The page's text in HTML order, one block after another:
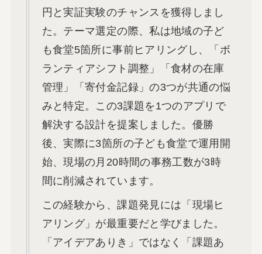
円と実証実験のチャンスを獲得しまし
た。テーマ選定の際、私は地域の子ど
も食堂5箇所に事前ヒアリングし、「ボ
ランティアシフト調整」「食材の在庫
管理」「寄付金記録」の3つが共通の悩
みと特定。この3課題を1つのアプリで
解決する設計を提案しました。優勝
後、実際に3箇所の子ども食堂で運用開
始、現場の月20時間の事務工数が3時
間に削減されています。
この経験から、課題発見には「現場ヒ
アリング」が最重要だと学びました。
「アイデアありき」ではなく「課題あ